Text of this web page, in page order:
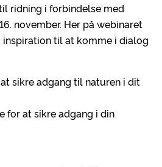
ridning i forbindelse med
november. Her på webinaret
til at komme i dialog
sikre adgang til naturen i dit
for at sikre adgang i din